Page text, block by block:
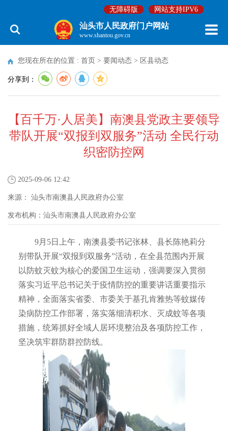
无障碍版 网站支持IPV6
汕头市人民政府门户网站
www.shantou.gov.cn
您现在所在的位置 : 首页 > 要闻动态 > 区县动态
分享到：
【百千万·人居美】南澳县党政主要领导
带队开展“双报到双服务”活动 全民行动
织密防控网
2025-09-06 12:42
来源： 汕头市南澳县人民政府办公室
发布机构： 汕头市南澳县人民政府办公室
9月5日上午，南澳县委书记张林、县长陈艳莉分
别带队开展“双报到双服务”活动，在全县范围内开展
以防蚊灭蚊为核心的爱国卫生运动，强调要深入贯彻
落实习近平总书记关于疫情防控的重要讲话重要指示
精神，全面落实省委、市委关于基孔肯雅热等蚊媒传
染病防控工作部署，落实落细清积水、灭成蚊等各项
措施，统筹抓好全域人居环境整治及各项防控工作，
坚决筑牢群防群控防线。